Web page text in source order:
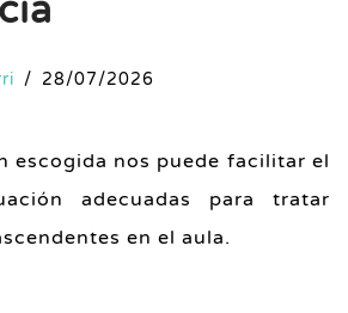
28/07/2026
escogida nos puede facilitar el
adecuadas para tratar
en el aula.